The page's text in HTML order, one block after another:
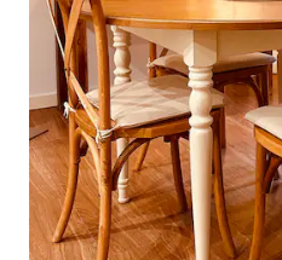
présente des caractéristiques
pour la pratique du kayak.
environnement avec un
très sensible aux
interdit d'y accéder avec un
C'est pour cette raison qu'un
location de kayak est mis à
des visiteurs par
l'entreprise Caiac i Natura. Caiac i Natura
C/ Pere Alsius, 98 17820
699 770 647